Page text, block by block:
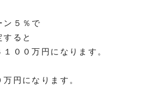
ン５％で
ると
００万円になります。
円になります。